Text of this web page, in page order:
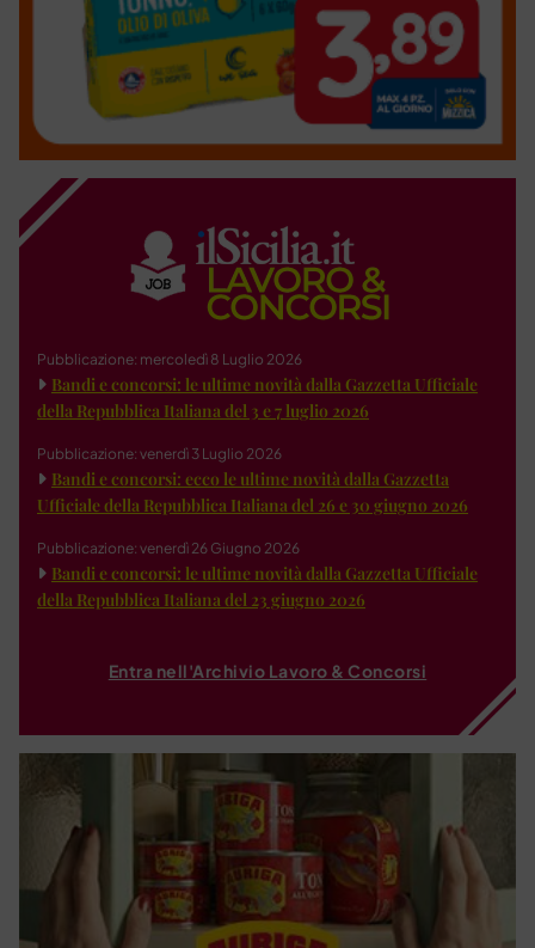
Pubblicazione: mercoledì 8 Luglio 2026
Bandi e concorsi: le ultime novità dalla Gazzetta Ufficiale
della Repubblica Italiana del 3 e 7 luglio 2026
Pubblicazione: venerdì 3 Luglio 2026
Bandi e concorsi: ecco le ultime novità dalla Gazzetta
Ufficiale della Repubblica Italiana del 26 e 30 giugno 2026
Pubblicazione: venerdì 26 Giugno 2026
Bandi e concorsi: le ultime novità dalla Gazzetta Ufficiale
della Repubblica Italiana del 23 giugno 2026
Entra nell'Archivio Lavoro & Concorsi